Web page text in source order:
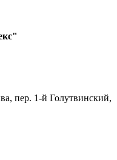
пер. 1-й Голутвинский,